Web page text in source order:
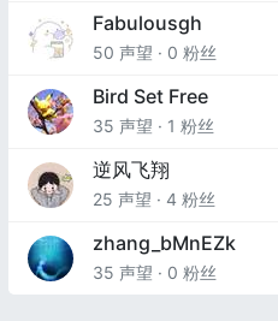
Fabulousgh
50 声望 · 0 粉丝
Bird Set Free
35 声望 · 1 粉丝
逆风飞翔
25 声望 · 4 粉丝
zhang_bMnEZk
35 声望 · 0 粉丝